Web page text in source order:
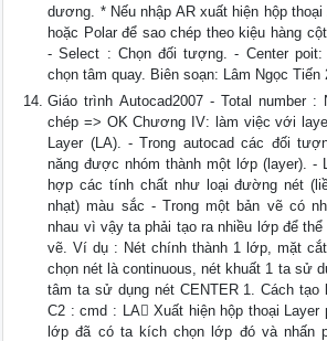
dương. * Nếu nhập AR xuất hiện hộp thoại
hoặc Polar để sao chép theo kiệu hàng
- Select : Chọn đối tượng. - Center
chọn tâm quay. Biên soạn: Lâm Ngọc Tiến
Giáo trình Autocad2007 - Total number :
chép => OK Chương IV: làm việc với
Layer (LA). - Trong autocad các đối
năng được nhóm thành một lớp (layer). -
hợp các tính chất như loại đường nét
nhạt) màu sắc - Trong một bản vẽ có
nhau vì vậy ta phải tạo ra nhiều lớp để
vẽ. Ví dụ : Nét chính thành 1 lớp, mặt
chọn nét là continuous, nét khuất 1 ta sử
tâm ta sử dụng nét CENTER 1. Cách tạo
C2 : cmd : LA Xuất hiện hộp thoại Layer
lớp đã có ta kích chọn lớp đó và nhấn